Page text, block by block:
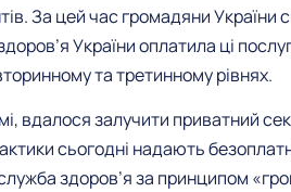
За цей час громадяни України
України оплатила ці
та третинному рівнях.
вдалося залучити приватний
сьогодні надають
здоров’я за принципом